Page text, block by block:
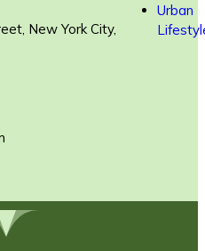
Urban
New York City,